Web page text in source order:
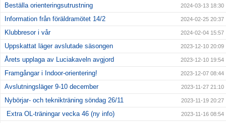
Beställa orienteringsutrustning 2024-03-13 18:30
Information från föräldramötet 14/2 2024-02-25 20:37
Klubbresor i vår 2024-02-04 15:57
Uppskattat läger avslutade säsongen 2023-12-10 20:09
Årets upplaga av Luciakaveln avgjord 2023-12-10 19:54
Framgångar i Indoor-orientering! 2023-12-07 08:44
Avslutningsläger 9-10 december 2023-11-27 21:10
Nybörjar- och teknikträning söndag 26/11 2023-11-19 20:27
Extra OL-träningar vecka 46 (ny info) 2023-11-16 08:54